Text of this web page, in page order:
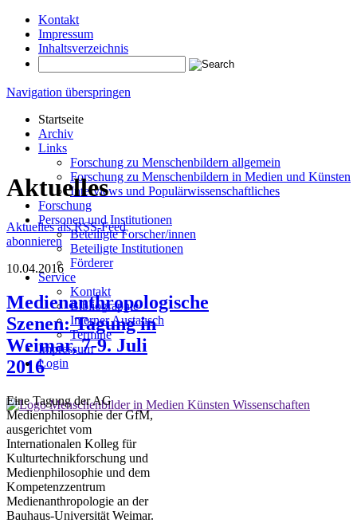
Kontakt
Impressum
Inhaltsverzeichnis
Navigation überspringen
Startseite
Archiv
Links
Forschung zu Menschenbildern allgemein
Forschung zu Menschenbildern in Medien und Künsten
Interviews und Populärwissenschaftliches
Forschung
Personen und Institutionen
Beteiligte Forscher/innen
Beteiligte Institutionen
Förderer
Service
Kontakt
Bibliographie
Interner Austausch
Termine
Impressum
Login
Aktuelles
Aktuelles als RSS-Feed
abonnieren
10.04.2016
Medienanthropologische
Szenen: Tagung in
Weimar, 7-9. Juli
2016
Eine Tagung der AG
Medienphilosophie der GfM,
ausgerichtet vom
Internationalen Kolleg für
Kulturtechnikforschung und
Medienphilosophie und dem
Kompetenzzentrum
Medienanthropologie an der
Bauhaus-Universität Weimar.